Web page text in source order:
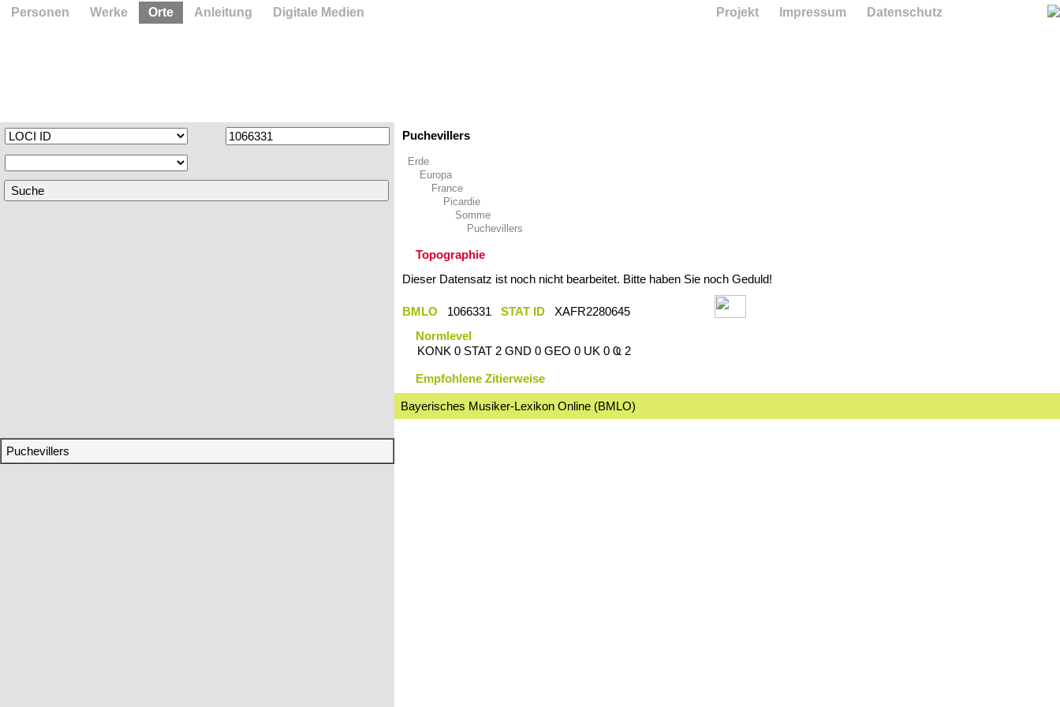
Puchevillers
Puchevillers
Erde
Europa
France
Picardie
Somme
Puchevillers
Topographie
Dieser Datensatz ist noch nicht bearbeitet. Bitte haben Sie noch Geduld!
BMLO 1066331 STAT ID
XAFR2280645
Normlevel
KONK 0 STAT 2 GND 0 GEO 0 UK 0 Ҩ 2
Empfohlene Zitierweise
Bayerisches Musiker-Lexikon Online (BMLO)
Personen Werke Orte Anleitung Digitale Medien Projekt Impressum Datenschutz